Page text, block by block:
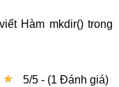
Hàm mkdir() trong
★
★ 5/5 - (1 Đánh giá)